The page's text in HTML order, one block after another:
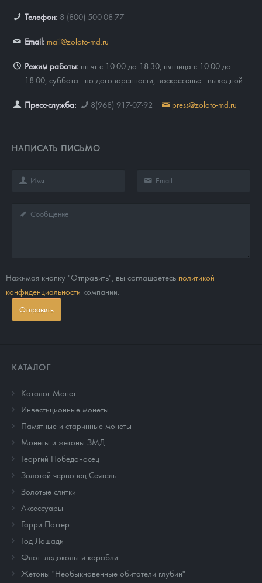
Телефон: 8 (800) 500-08-77
Email: mail@zoloto-md.ru
Режим работы: пн-чт с 10:00 до 18:30, пятница с 10:00 до
18:00, суббота - по договоренности, воскресенье - выходной.
Пресс-служба: 8(968) 917-07-92 press@zoloto-md.ru
НАПИСАТЬ ПИСЬМО
Нажимая кнопку "Отправить", вы соглашаетесь политикой
конфиденциальности компании.
Отправить
КАТАЛОГ
Каталог Монет
Инвестиционные монеты
Памятные и старинные монеты
Монеты и жетоны ЗМД
Георгий Победоносец
Золотой червонец Сеятель
Золотые слитки
Аксессуары
Гарри Поттер
Год Лошади
Флот: ледоколы и корабли
Жетоны "Необыкновенные обитатели глубин"